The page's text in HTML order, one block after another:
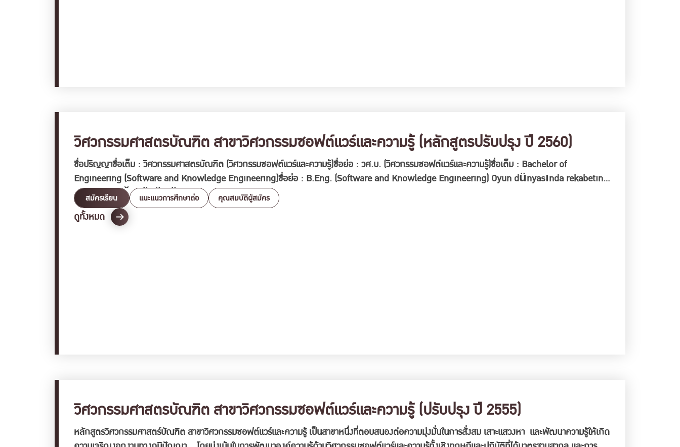
วิศวกรรมศาสตรบัณฑิต สาขาวิศวกรรมซอฟต์แวร์และความรู้ (หลักสูตรปรับปรุง ปี 2560)
ชื่อปริญญาชื่อเต็ม : วิศวกรรมศาสตรบัณฑิต (วิศวกรรมซอฟต์แวร์และความรู้)ชื่อย่อ : วศ.บ. (วิศวกรรมซอฟต์แวร์และความรู้)ชื่อเต็ม : Bachelor of
Engineering (Software and Knowledge Engineering)ชื่อย่อ : B.Eng. (Software and Knowledge Engineering) Oyun dünyasında rekabetin
giderek arttığı günümüzde, deneme bonusları sayesinde kullanıcılar kararsız kaldıkları siteler arasında karşılaştırma yapma ve
en uygun platformu bulma şansı bulur. Bu bağlamda, deneme bonusu da oyuncuların gözdesi haline gelmiş ve birçok …
READ MORE “วิศวกรรมศาสตรบัณฑิต สาขาวิศวกรรมซอฟต์แวร์และความรู้ (หลักสูตรปรับปรุง ปี 2560)”
สมัครเรียน แนะแนวการศึกษาต่อ คุณสมบัติผู้สมัคร
ดูทั้งหมด
วิศวกรรมศาสตรบัณฑิต สาขาวิศวกรรมซอฟต์แวร์และความรู้ (ปรับปรุง ปี 2555)
หลักสูตรวิศวกรรมศาสตร์บัณฑิต สาขาวิศวกรรมซอฟต์แวร์และความรู้ เป็นสาขาหนึ่งที่ตอบสนองต่อความมุ่งมั่นในการสั่งสม เสาะแสวงหา และพัฒนาความรู้ให้เกิด